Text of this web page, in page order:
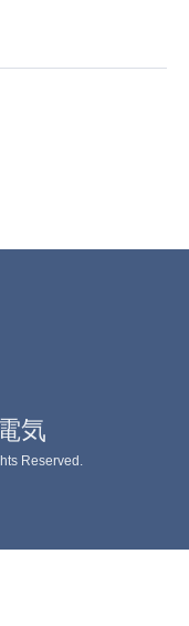
気
Reserved.